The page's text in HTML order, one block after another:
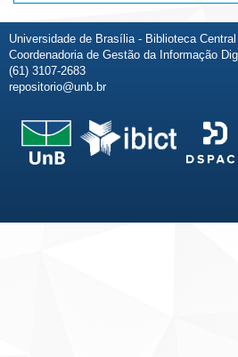
Universidade de Brasília - Biblioteca Central
Coordenadoria de Gestão da Informação
(61) 3107-2683
repositorio@unb.br